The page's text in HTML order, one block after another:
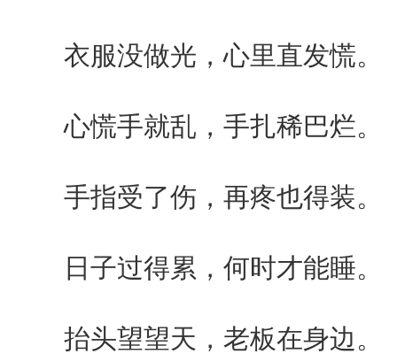
衣服没做光，心里直发慌。
心慌手就乱，手扎稀巴烂。
手指受了伤，再疼也得装。
日子过得累，何时才能睡。
抬头望望天，老板在身边。